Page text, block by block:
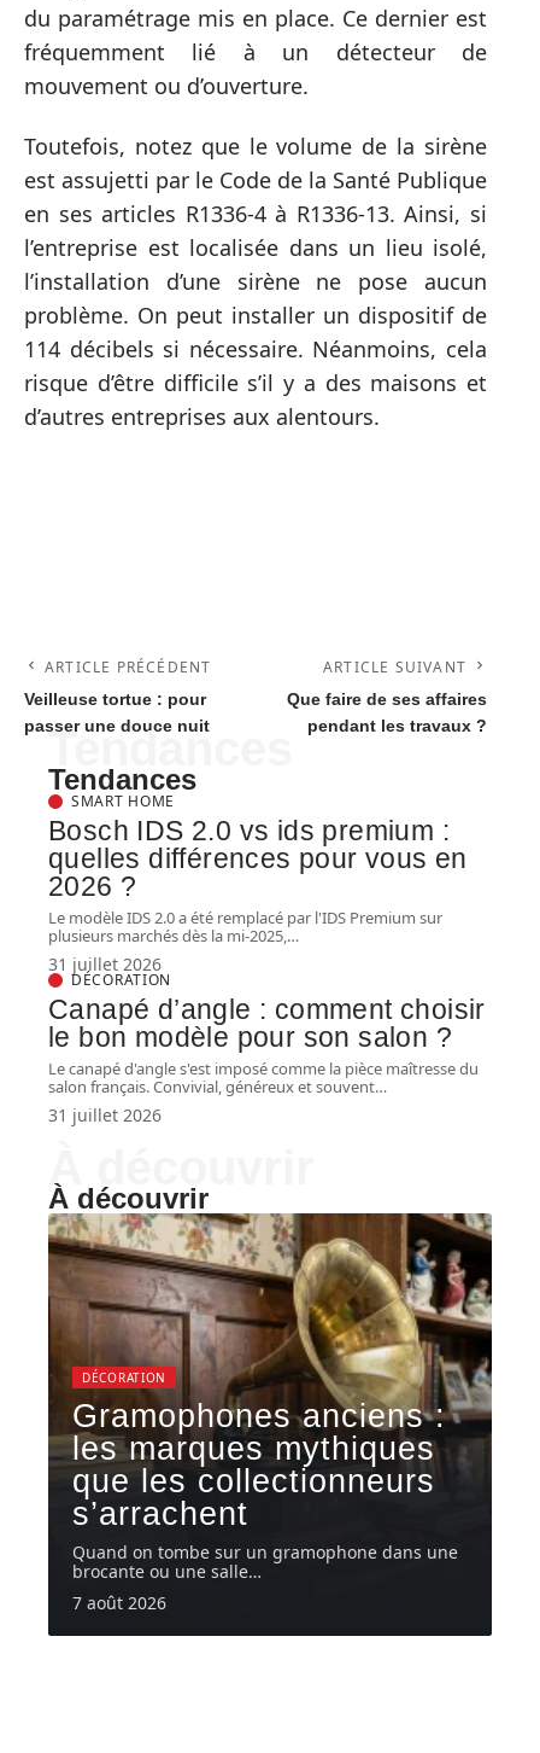
du paramétrage mis en place. Ce dernier est
fréquemment lié à un détecteur de
mouvement ou d’ouverture.
Toutefois, notez que le volume de la sirène
est assujetti par le Code de la Santé Publique
en ses articles R1336-4 à R1336-13. Ainsi, si
l’entreprise est localisée dans un lieu isolé,
l’installation d’une sirène ne pose aucun
problème. On peut installer un dispositif de
114 décibels si nécessaire. Néanmoins, cela
risque d’être difficile s’il y a des maisons et
d’autres entreprises aux alentours.
ARTICLE PRÉCÉDENT
Veilleuse tortue : pour
passer une douce nuit
ARTICLE SUIVANT
Que faire de ses affaires
pendant les travaux ?
Tendances
Tendances
SMART HOME
Bosch IDS 2.0 vs ids premium :
quelles différences pour vous en
2026 ?
Le modèle IDS 2.0 a été remplacé par l'IDS Premium sur
plusieurs marchés dès la mi-2025, …
31 juillet 2026
DÉCORATION
Canapé d’angle : comment choisir
le bon modèle pour son salon ?
Le canapé d'angle s'est imposé comme la pièce maîtresse du
salon français. Convivial, généreux et souvent…
31 juillet 2026
À découvrir
DÉCORATION
Gramophones anciens :
les marques mythiques
que les collectionneurs
s’arrachent
Quand on tombe sur un gramophone dans une
brocante ou une salle…
7 août 2026